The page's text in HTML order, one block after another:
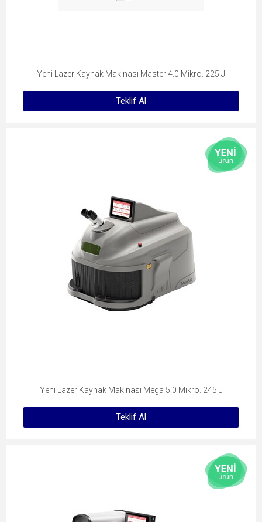
Yeni Lazer Kaynak Makinası Master 4.0 Mikro. 225 J
Teklif Al
Yeni Lazer Kaynak Makinası Mega 5.0 Mikro. 245 J
Teklif Al